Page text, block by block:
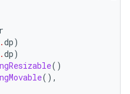
dp)
dp)
()
(),